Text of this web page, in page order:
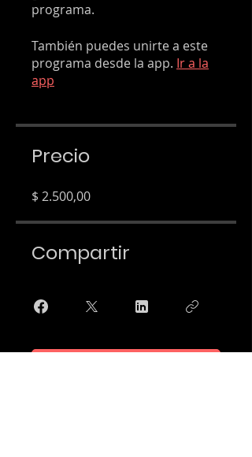
programa.
También puedes unirte a este
programa desde la app. Ir a la
app
Precio
$ 2.500,00
Compartir